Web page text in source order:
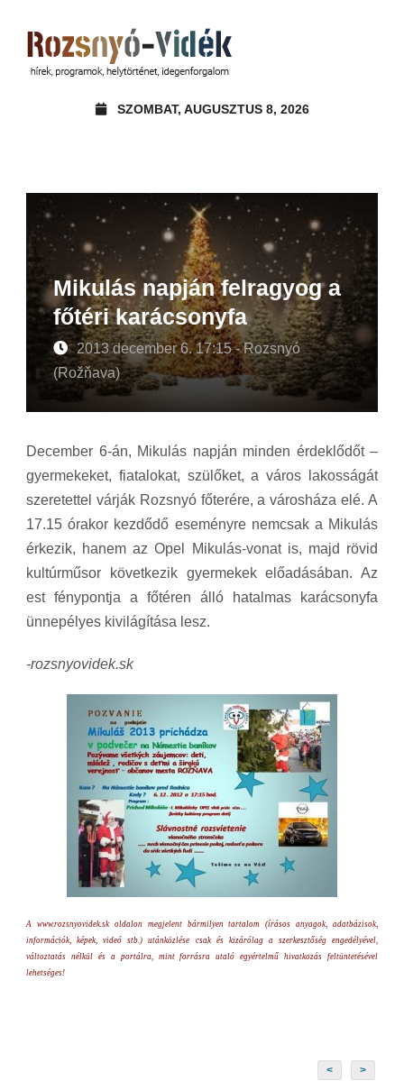
SZOMBAT, AUGUSZTUS 8, 2026
Mikulás napján felragyog a
főtéri karácsonyfa
2013 december 6. 17:15 - Rozsnyó
(Rožňava)
December 6-án, Mikulás napján minden érdeklődőt –
gyermekeket, fiatalokat, szülőket, a város lakosságát
szeretettel várják Rozsnyó főterére, a városháza elé. A
17.15 órakor kezdődő eseményre nemcsak a Mikulás
érkezik, hanem az Opel Mikulás-vonat is, majd rövid
kultúrműsor következik gyermekek előadásában. Az
est fénypontja a főtéren álló hatalmas karácsonyfa
ünnepélyes kivilágítása lesz.
-rozsnyovidek.sk
A www.rozsnyovidek.sk oldalon megjelent bármilyen tartalom (írásos anyagok, adatbázisok,
információk, képek, videó stb.) utánközlése csak és kizárólag a szerkesztőség engedélyével,
változtatás nélkül és a portálra, mint forrásra utaló egyértelmű hivatkozás feltüntetésével
lehetséges!
< >